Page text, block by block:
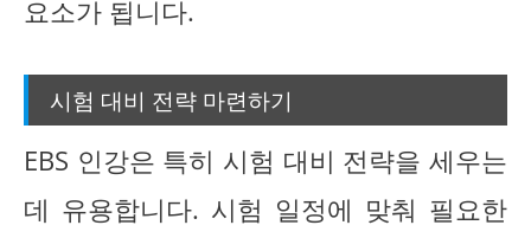
요소가 됩니다.
시험 대비 전략 마련하기
EBS 인강은 특히 시험 대비 전략을 세우는
데 유용합니다. 시험 일정에 맞춰 필요한